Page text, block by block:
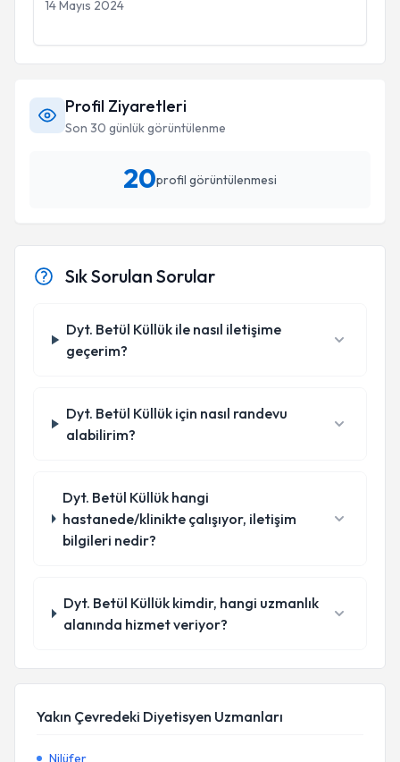
14 Mayıs 2024
Profil Ziyaretleri
Son 30 günlük görüntülenme
20profil görüntülenmesi
Sık Sorulan Sorular
Dyt. Betül Küllük ile nasıl iletişime
geçerim?
Dyt. Betül Küllük için nasıl randevu
alabilirim?
Dyt. Betül Küllük hangi
hastanede/klinikte çalışıyor, iletişim
bilgileri nedir?
Dyt. Betül Küllük kimdir, hangi uzmanlık
alanında hizmet veriyor?
Yakın Çevredeki Diyetisyen Uzmanları
Nilüfer